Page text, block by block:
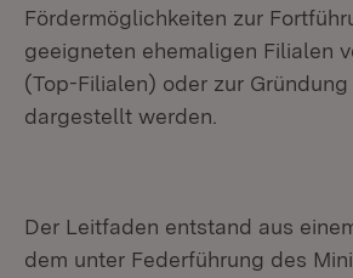
Fördermöglichkeiten zur
geeigneten ehemaligen Filialen
(Top-Filialen) oder zur
dargestellt werden.
Der Leitfaden entstand aus
dem unter Federführung des